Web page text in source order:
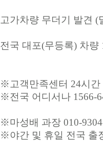
고가차량 무더기 발견 (
전국 대포(무등록) 차량
※고객만족센터 24시
※전국 어디서나 1566-
※마성배 과장 010-
※야간 및 휴일 전국 출